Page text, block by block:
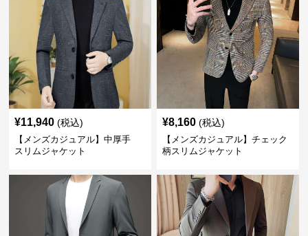
¥11,940 (税込)
【メンズカジュアル】中厚手
スリムジャケット
¥8,160 (税込)
【メンズカジュアル】チェック
柄スリムジャケット